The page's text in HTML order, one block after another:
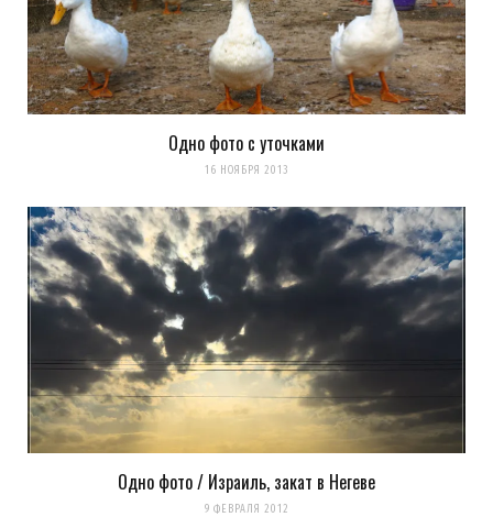
Одно фото c уточками
16 НОЯБРЯ 2013
Одно фото / Израиль, закат в Негеве
9 ФЕВРАЛЯ 2012